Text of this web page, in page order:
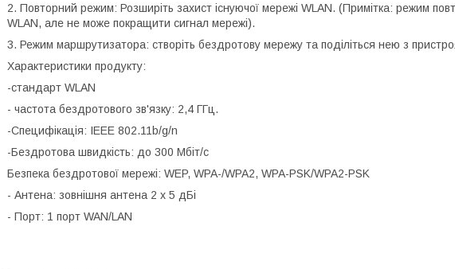
2. Повторний режим: Розширіть захист існуючої мережі WLAN. (Примітка: режим
WLAN, але не може покращити сигнал мережі).
3. Режим маршрутизатора: створіть бездротову мережу та поділіться нею з
Характеристики продукту:
-стандарт WLAN
- частота бездротового зв'язку: 2,4 ГГц.
-Специфікація: IEEE 802.11b/g/n
-Бездротова швидкість: до 300 Мбіт/с
Безпека бездротової мережі: WEP, WPA-/WPA2, WPA-PSK/WPA2-PSK
- Антена: зовнішня антена 2 x 5 дБі
- Порт: 1 порт WAN/LAN